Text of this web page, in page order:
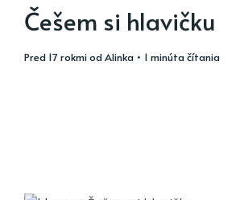
Češem si hlavičku
pred 17 rokmiodAlinka • 1 minúta čítania